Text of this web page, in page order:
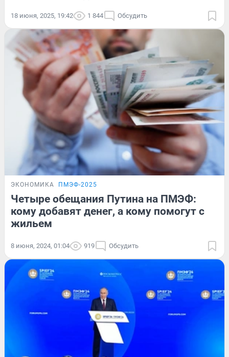
18 июня, 2025, 19:42 1 844 Обсудить
ЭКОНОМИКА ПМЭФ-2025
Четыре обещания Путина на ПМЭФ:
кому добавят денег, а кому помогут с
жильем
8 июня, 2024, 01:04 919 Обсудить